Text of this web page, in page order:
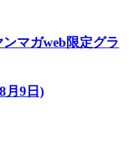
マガweb限定グラ
月9日)